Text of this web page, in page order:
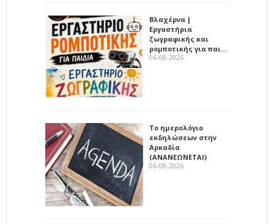
Βλαχέρνα |
Εργαστήρια
ζωγραφικής και
ρομποτικής για παι…
06-08-2026
Το ημερολόγιο
εκδηλώσεων στην
Αρκαδία
(ΑΝΑΝΕΩΝΕΤΑΙ)
06-08-2026